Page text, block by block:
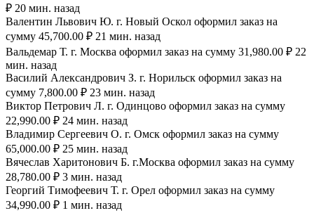
₽ 20 мин. назад
Валентин Львович Ю. г. Новый Оскол оформил заказ на
сумму 45,700.00 ₽ 21 мин. назад
Вальдемар Т. г. Москва оформил заказ на сумму 31,980.00 ₽ 22
мин. назад
Василий Александрович З. г. Норильск оформил заказ на
сумму 7,800.00 ₽ 23 мин. назад
Виктор Петрович Л. г. Одинцово оформил заказ на сумму
22,990.00 ₽ 24 мин. назад
Владимир Сергеевич О. г. Омск оформил заказ на сумму
65,000.00 ₽ 25 мин. назад
Вячеслав Харитонович Б. г.Москва оформил заказ на сумму
28,780.00 ₽ 3 мин. назад
Георгий Тимофеевич Т. г. Орел оформил заказ на сумму
34,990.00 ₽ 1 мин. назад